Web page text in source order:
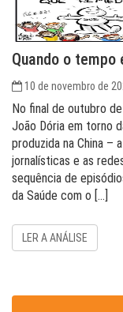
Quando o
10 de novembro de
No final de outubro
João Dória em torno
produzida na China –
jornalísticas e as
sequência de
da Saúde com o […]
LER A ANÁLISE